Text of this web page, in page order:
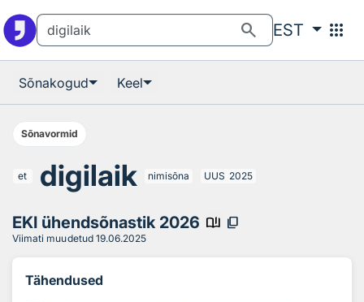
search EST apps
Sõnakogud Keel
Sõnavormid
et digilaik nimisõna UUS 2025
EKI ühendsõnastik 2026 book_ribbon content_copy
Viimati muudetud 19.06.2025
Tähendused